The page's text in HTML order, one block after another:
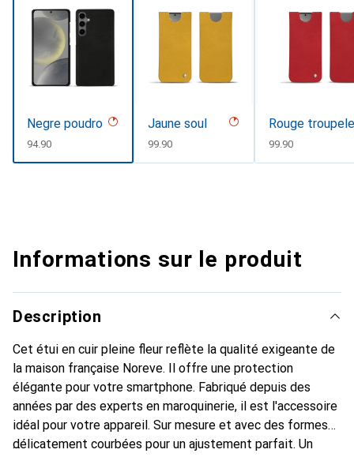
Negre poudro
CHF
94.90
Jaune soul
CHF
99.90
Rouge
CHF
99.90
Informations sur le produit
Description
Cet étui en cuir pleine fleur reflète la qualité exigeante de
la maison française Noreve. Il offre une protection
élégante pour votre smartphone. Fabriqué depuis des
années par des experts en maroquinerie, il est l'accessoire
idéal pour votre appareil. Sur mesure et avec des formes
délicatement courbées pour un ajustement parfait. Un